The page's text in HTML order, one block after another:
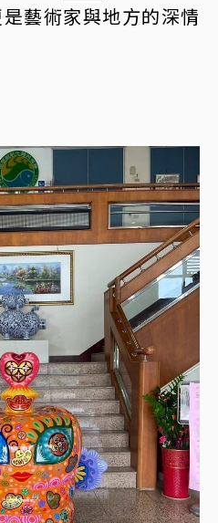
藝術家與地方的深情